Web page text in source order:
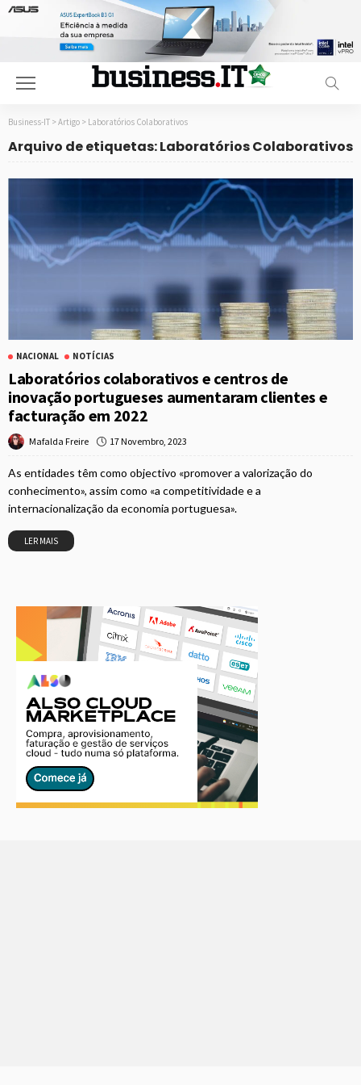
Business-IT > Artigo > Laboratórios Colaborativos
Arquivo de etiquetas: Laboratórios Colaborativos
NACIONAL NOTÍCIAS
Laboratórios colaborativos e centros de
inovação portugueses aumentaram clientes e
facturação em 2022
Mafalda Freire 17 Novembro, 2023
As entidades têm como objectivo «promover a valorização do
conhecimento», assim como «a competitividade e a
internacionalização da economia portuguesa».
LER MAIS